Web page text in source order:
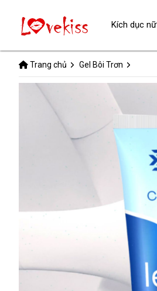
Trang chủ Gel Bôi Trơn
Kích dục nữ